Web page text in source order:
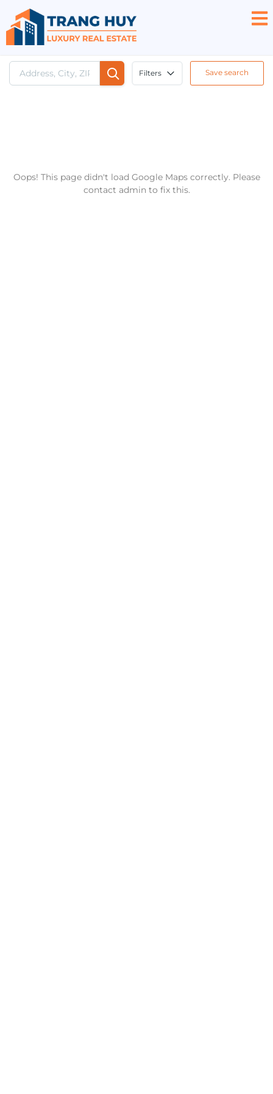
Filters Save search
Oops! This page didn't load Google Maps correctly. Please
contact admin to fix this.